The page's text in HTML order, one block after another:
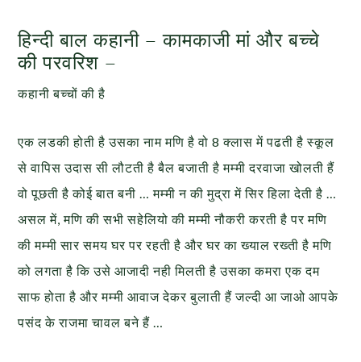
हिन्दी बाल कहानी – कामकाजी मां और बच्चे
की परवरिश –
कहानी बच्चों की है
एक लडकी होती है उसका नाम मणि है वो 8 क्लास में पढती है स्कूल
से वापिस उदास सी लौटती है बैल बजाती है मम्मी दरवाजा खोलती हैं
वो पूछती है कोई बात बनी … मम्मी न की मुद्रा में सिर हिला देती है …
असल में, मणि की सभी सहेलियो की मम्मी नौकरी करती है पर मणि
की मम्मी सार समय घर पर रहती है और घर का ख्याल रख्ती है मणि
को लगता है कि उसे आजादी नही मिलती है उसका कमरा एक दम
साफ होता है और मम्मी आवाज देकर बुलाती हैं जल्दी आ जाओ आपके
पसंद के राजमा चावल बने हैं …